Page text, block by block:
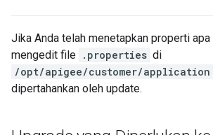
Jika Anda telah menetapkan properti apa
mengedit file .properties di
/opt/apigee/customer/application
dipertahankan oleh update.